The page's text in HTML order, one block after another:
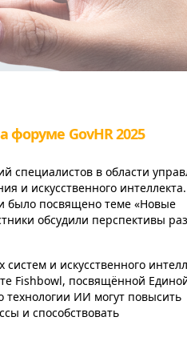
форуме GovHR 2025
специалистов в области
и искусственного интеллекта.
было посвящено теме «Новые
обсудили перспективы
и искусственного
Fishbowl, посвящённой
технологии ИИ могут повысить
и способствовать